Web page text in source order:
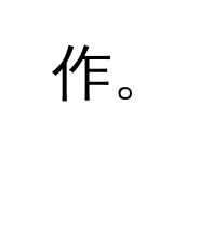
作。